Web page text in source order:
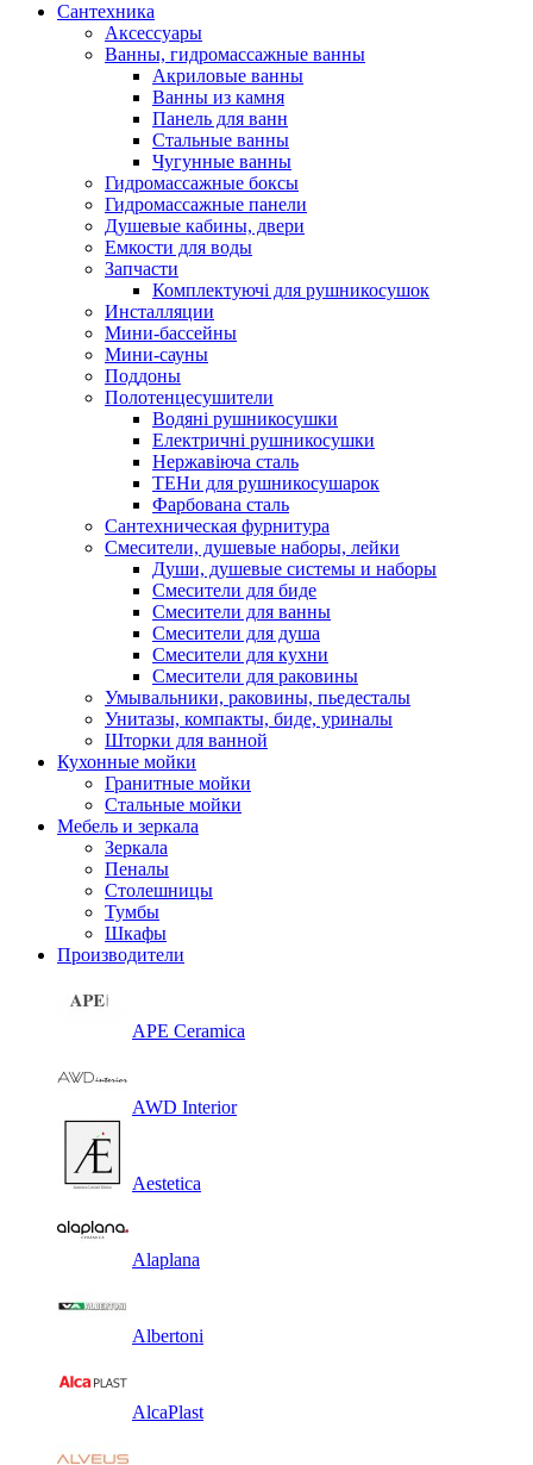
Сантехника
Аксессуары
Ванны, гидромассажные ванны
Акриловые ванны
Ванны из камня
Панель для ванн
Стальные ванны
Чугунные ванны
Гидромассажные боксы
Гидромассажные панели
Душевые кабины, двери
Емкости для воды
Запчасти
Комплектуючі для рушникосушок
Инсталляции
Мини-бассейны
Мини-сауны
Поддоны
Полотенцесушители
Водяні рушникосушки
Електричні рушникосушки
Нержавіюча сталь
ТЕНи для рушникосушарок
Фарбована сталь
Сантехническая фурнитура
Смесители, душевые наборы, лейки
Души, душевые системы и наборы
Смесители для биде
Смесители для ванны
Смесители для душа
Смесители для кухни
Смесители для раковины
Умывальники, раковины, пьедесталы
Унитазы, компакты, биде, уриналы
Шторки для ванной
Кухонные мойки
Гранитные мойки
Стальные мойки
Мебель и зеркала
Зеркала
Пеналы
Столешницы
Тумбы
Шкафы
Производители
APE Ceramica
AWD Interior
Aestetica
Alaplana
Albertoni
AlcaPlast